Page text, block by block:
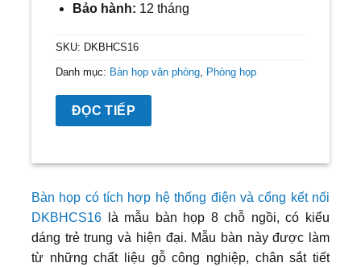
Bảo hành: 12 tháng
SKU: DKBHCS16
Danh mục: Bàn họp văn phòng, Phòng họp
ĐỌC TIẾP
Bàn họp có tích hợp hệ thống điện và cổng kết nối
DKBHCS16 là mẫu bàn họp 8 chỗ ngồi, có kiểu
dáng trẻ trung và hiện đại. Mẫu bàn này được làm
từ những chất liệu gỗ công nghiệp, chân sắt tiết